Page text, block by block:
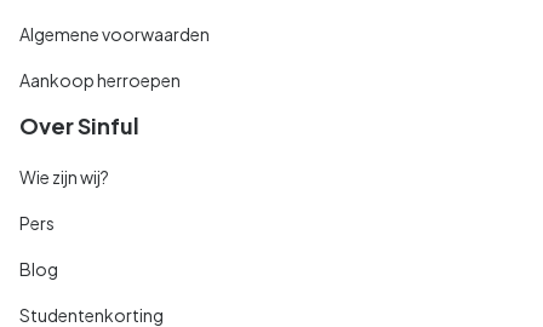
Algemene voorwaarden
Aankoop herroepen
Over Sinful
Wie zijn wij?
Pers
Blog
Studentenkorting